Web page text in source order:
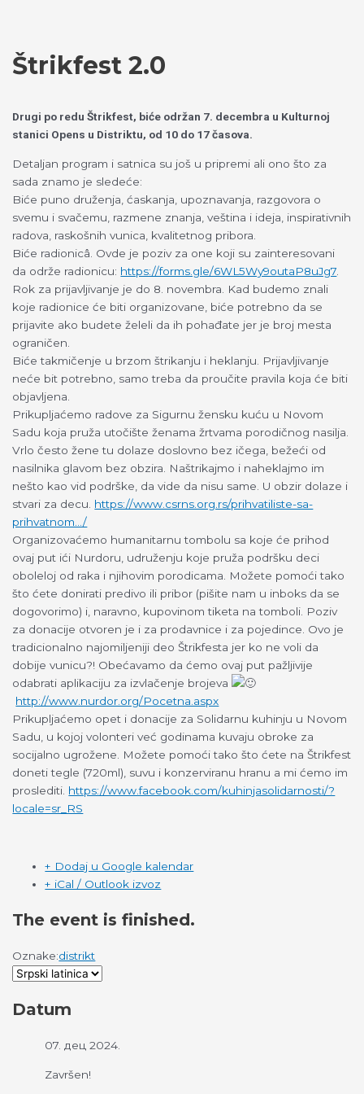
Štrikfest 2.0
Drugi po redu Štrikfest, biće održan 7. decembra u Kulturnoj
stanici Opens u Distriktu, od 10 do 17 časova.
Detaljan program i satnica su još u pripremi ali ono što za
sada znamo je sledeće:
Biće puno druženja, ćaskanja, upoznavanja, razgovora o
svemu i svačemu, razmene znanja, veština i ideja, inspirativnih
radova, raskošnih vunica, kvalitetnog pribora.
Biće radionicâ. Ovde je poziv za one koji su zainteresovani
da održe radionicu: https://forms.gle/6WL5Wy9outaP8uJg7
Rok za prijavljivanje je do 8. novembra. Kad budemo znali
koje radionice će biti organizovane, biće potrebno da se
prijavite ako budete želeli da ih pohađate jer je broj mesta
ograničen.
Biće takmičenje u brzom štrikanju i heklanju. Prijavljivanje
neće bit potrebno, samo treba da proučite pravila koja će biti
objavljena.
Prikupljaćemo radove za Sigurnu žensku kuću u Novom
Sadu koja pruža utočište ženama žrtvama porodičnog nasilja.
Vrlo često žene tu dolaze doslovno bez ičega, bežeći od
nasilnika glavom bez obzira. Naštrikajmo i naheklajmo im
nešto kao vid podrške, da vide da nisu same. U obzir dolaze i
stvari za decu. https://www.csrns.org.rs/prihvatiliste-sa-
prihvatnom…/
Organizovaćemo humanitarnu tombolu sa koje će prihod
ovaj put ići Nurdoru, udruženju koje pruža podršku deci
oboleloj od raka i njihovim porodicama. Možete pomoći tako
što ćete donirati predivo ili pribor (pišite nam u inboks da se
dogovorimo) i, naravno, kupovinom tiketa na tomboli. Poziv
za donacije otvoren je i za prodavnice i za pojedince. Ovo je
tradicionalno najomiljeniji deo Štrikfesta jer ko ne voli da
dobije vunicu?! Obećavamo da ćemo ovaj put pažljivije
odabrati aplikaciju za izvlačenje brojeva
http://www.nurdor.org/Pocetna.aspx
Prikupljaćemo opet i donacije za Solidarnu kuhinju u Novom
Sadu, u kojoj volonteri već godinama kuvaju obroke za
socijalno ugrožene. Možete pomoći tako što ćete na Štrikfest
doneti tegle (720ml), suvu i konzerviranu hranu a mi ćemo im
proslediti. https://www.facebook.com/kuhinjasolidarnosti/?
locale=sr_RS
+ Dodaj u Google kalendar
+ iCal / Outlook izvoz
The event is finished.
Oznake:distrikt
Datum
07. дец 2024.
Završen!